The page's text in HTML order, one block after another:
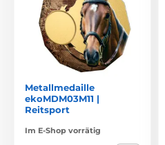
Metallmedaille
ekoMDM03M11 |
Reitsport
Im E-Shop vorrätig